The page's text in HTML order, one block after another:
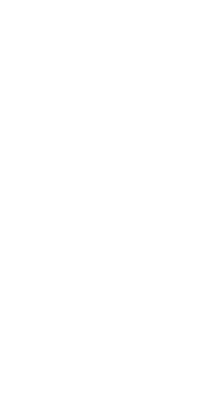
en dat zal ook in de